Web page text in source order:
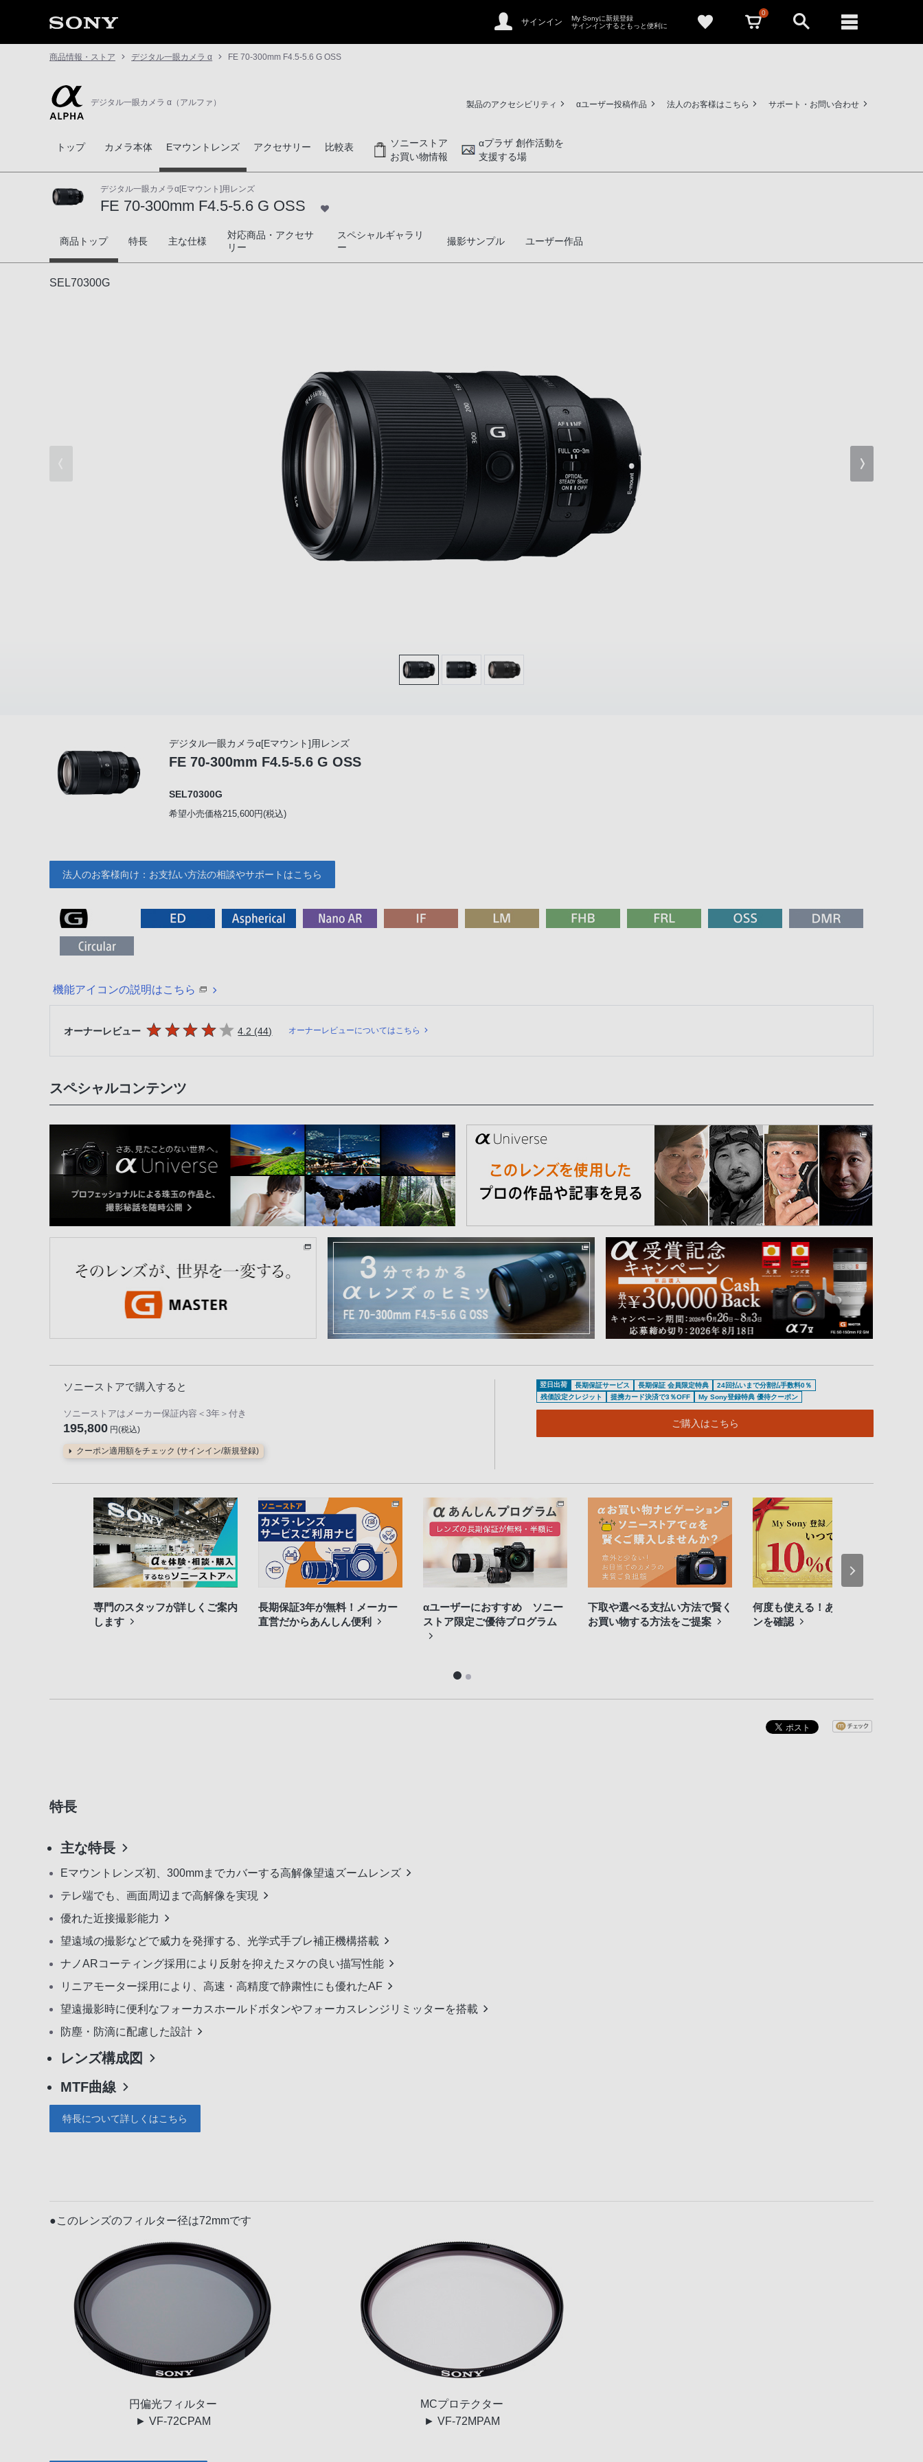
サインイン
My Sonyに新規登録
サインインするともっと便利に
0
商品情報・ストア デジタル一眼カメラ α FE 70-300mm F4.5-5.6 G OSS
デジタル一眼カメラ α（アルファ） 製品のアクセシビリティ αユーザー投稿作品 法人のお客様はこちら サポート・お問い合わせ
トップ カメラ本体 Eマウントレンズ アクセサリー 比較表
ソニーストア
お買い物情報
αプラザ 創作活動を
支援する場
デジタル一眼カメラα[Eマウント]用レンズ
FE 70-300mm F4.5-5.6 G OSS
FE 70-300mm F4.5-5.6 G OSS
商品トップ 特長 主な仕様
対応商品・アクセサ
リー
スペシャルギャラリ
ー
撮影サンプル ユーザー作品
SEL70300G
デジタル一眼カメラα[Eマウント]用レンズ
FE 70-300mm F4.5-5.6 G OSS
SEL70300G
希望小売価格215,600円(税込)
法人のお客様向け：お支払い方法の相談やサポートはこちら
機能アイコンの説明はこちら
オーナーレビュー 5つの星のうち
4.2 (44件のレビュー
) オーナーレビューについてはこちら
スペシャルコンテンツ
ソニーストアで購入すると
ソニーストアはメーカー保証内容 ＜3年＞ 付き
195,800 円(税込)
クーポン適用額をチェック (サインイン/新規登録)
翌日出荷 長期保証サービス 長期保証 会員限定特典
24回払いまで分割払手数料0％
残価設定クレジット
提携カード決済で3％OFF My Sony登録特典 優待クーポン
ご購入はこちら
専門のスタッフが詳しくご案内
します
長期保証3年が無料！メーカー
直営だからあんしん便利
αユーザーにおすすめ ソニー
ストア限定ご優待プログラム
下取や選べる支払い方法で賢く
お買い物する方法をご提案
何度も使える！あなたのクーポ
ンを確認
特長
主な特長
Eマウントレンズ初、300mmまでカバーする高解像望遠ズームレンズ
テレ端でも、画面周辺まで高解像を実現
優れた近接撮影能力
望遠域の撮影などで威力を発揮する、光学式手ブレ補正機構搭載
ナノARコーティング採用により反射を抑えたヌケの良い描写性能
リニアモーター採用により、高速・高精度で静粛性にも優れたAF
望遠撮影時に便利なフォーカスホールドボタンやフォーカスレンジリミッターを搭載
防塵・防滴に配慮した設計
レンズ構成図
MTF曲線
特長について詳しくはこちら
●このレンズのフィルター径は72mmです
円偏光フィルター
► VF-72CPAM
MCプロテクター
► VF-72MPAM